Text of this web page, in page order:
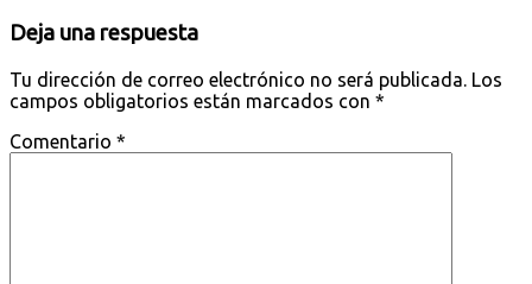
Deja una respuesta
Tu dirección de correo electrónico no será publicada. Los
campos obligatorios están marcados con *
Comentario *